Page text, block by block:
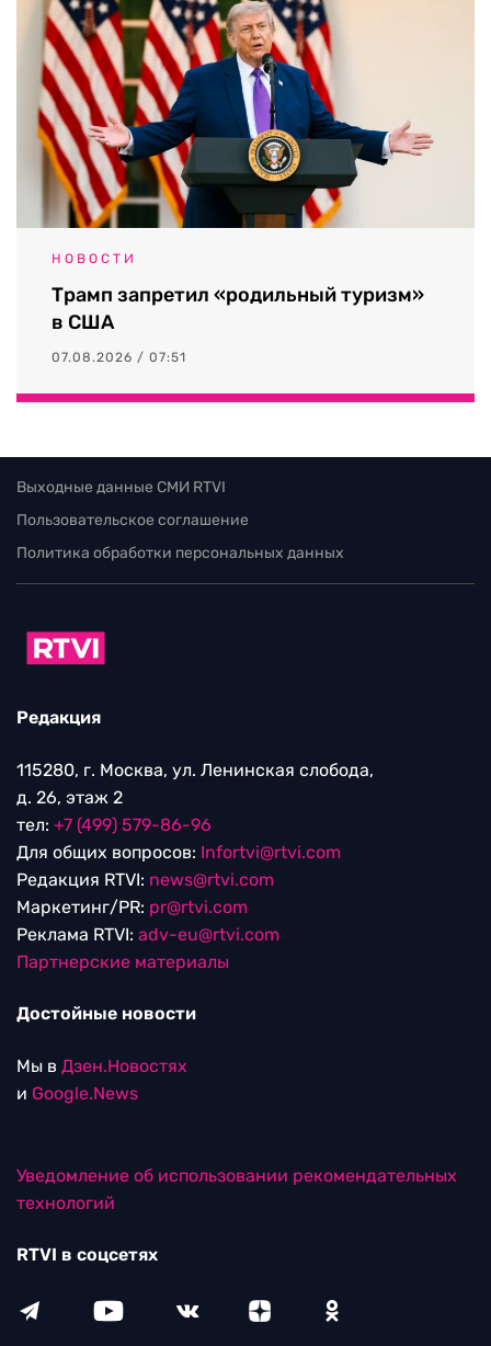
НОВОСТИ
Трамп запретил «родильный туризм»
в США
07.08.2026 / 07:51
Выходные данные СМИ RTVI
Пользовательское соглашение
Политика обработки персональных данных
Редакция
115280, г. Москва, ул. Ленинская слобода,
д. 26, этаж 2
тел: +7 (499) 579-86-96
Для общих вопросов: Infortvi@rtvi.com
Редакция RTVI: news@rtvi.com
Маркетинг/PR: pr@rtvi.com
Реклама RTVI: adv-eu@rtvi.com
Партнерские материалы
Достойные новости
Мы в Дзен.Новостях
и Google.News
Уведомление об использовании рекомендательных
технологий
RTVI в соцсетях